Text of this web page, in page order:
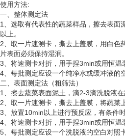
使用方法:
一、整体测定法
1、选取有代表性的蔬菜样品，擦去表
以上。
2、取一片速测卡，撕去上盖膜，用白
片表面必须保持湿润。
3、将速测卡对折，用手捏3min或用恒
4、每批测定应设一个纯净水或缓冲液的
二、表面测定法（粗筛法）
1、擦去蔬菜表面泥土，滴2-3滴洗脱液
2、取一片速测卡，撕去上盖膜，将蔬菜
3、放置10min以上进行预反应，有条件
4、将速测卡对折，用手捏3min或用恒
5、每批测定应设一个洗脱液的空白对照卡